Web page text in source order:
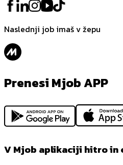
Naslednji job imaš v žepu
Prenesi Mjob APP
V Mjob aplikaciji hitro in